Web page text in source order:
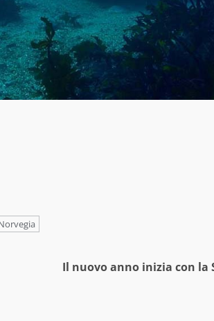
Il nuovo anno inizia con la